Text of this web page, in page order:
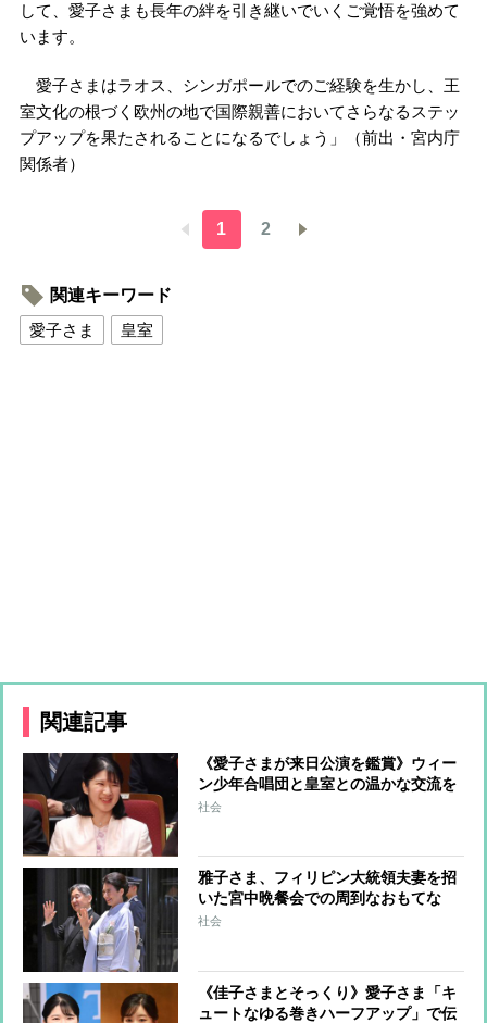
して、愛子さまも長年の絆を引き継いでいくご覚悟を強めて
います。
愛子さまはラオス、シンガポールでのご経験を生かし、王
室文化の根づく欧州の地で国際親善においてさらなるステッ
プアップを果たされることになるでしょう」（前出・宮内庁
関係者）
1 2
関連キーワード
愛子さま
皇室
関連記事
《愛子さまが来日公演を鑑賞》ウィー
ン少年合唱団と皇室との温かな交流を
重ねてきた歴史 愛子さまご誕生を祝
社会
雅子さま、フィリピン大統領夫妻を招
いた宮中晩餐会での周到なおもてな
し 料理や音楽など“雅子さま流”の心
社会
《佳子さまとそっくり》愛子さま「キ
ュートなゆる巻きハーフアップ」で伝